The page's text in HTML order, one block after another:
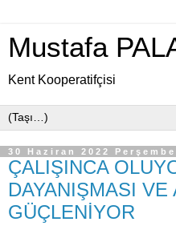
Mustafa
Kent Kooperatifçisi
30 Haziran 2022 Perşembe
ÇALIŞINCA
DAYANIŞMASI
GÜÇLENİYOR